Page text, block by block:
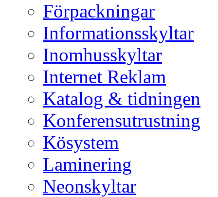
Förpackningar
Informationsskyltar
Inomhusskyltar
Internet Reklam
Katalog & tidningen
Konferensutrustning
Kösystem
Laminering
Neonskyltar